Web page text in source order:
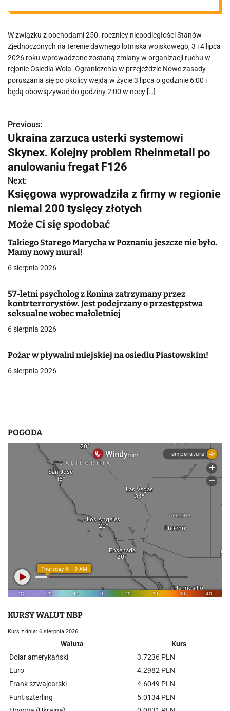
ruchu na
poznańskiej
Woli
W związku z obchodami 250. rocznicy niepodległości Stanów
Zjednoczonych na terenie dawnego lotniska wojskowego, 3 i 4 lipca
2026 roku wprowadzone zostaną zmiany w organizacji ruchu w
rejonie Osiedla Wola. Ograniczenia w przejeździe Nowe zasady
poruszania się po okolicy wejdą w życie 3 lipca o godzinie 6:00 i
będą obowiązywać do godziny 2:00 w nocy […]
N
a
w
i
g
a
c
j
w
p
s
Previous:
Ukraina zarzuca usterki systemowi
Skynex. Kolejny problem Rheinmetall po
anulowaniu fregat F126
Next:
Księgowa wyprowadziła z firmy w regionie
niemal 200 tysięcy złotych
Może Ci się spodobać
Takiego Starego Marycha w Poznaniu jeszcze nie było.
Mamy nowy mural!
6 sierpnia 2026
57-letni psycholog z Konina zatrzymany przez
kontrterrorystów. Jest podejrzany o przestępstwa
seksualne wobec małoletniej
6 sierpnia 2026
Pożar w pływalni miejskiej na osiedlu Piastowskim!
6 sierpnia 2026
POGODA
KURSY WALUT NBP
Kurs z dnia: 6 sierpnia 2026
Waluta
Kurs
Dolar amerykański
3.7236 PLN
Euro
4.2982 PLN
Frank szwajcarski
4.6049 PLN
Funt szterling
5.0134 PLN